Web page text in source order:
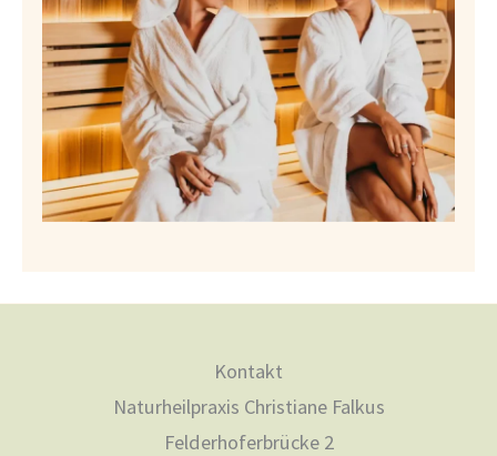
Kontakt
Naturheilpraxis Christiane Falkus
Felderhoferbrücke 2